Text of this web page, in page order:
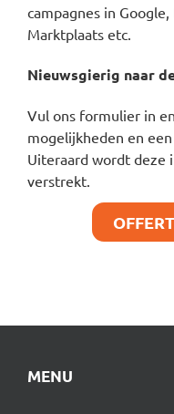
campagnes in
Marktplaats etc.
Nieuwsgierig naar
Vul ons formulier in
mogelijkheden en
Uiteraard wordt deze
verstrekt.
MENU